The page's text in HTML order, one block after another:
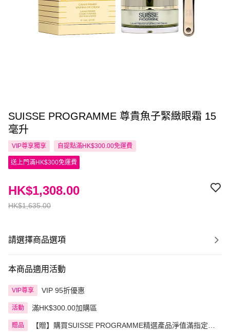
SUISSE PROGRAMME 尊貴魚子緊緻眼霜 15
毫升
VIP尊享獨享 自提點滿HK$300.00免運費
送上門滿HK$300免運費
HK$1,635.00
HK$1,308.00
請選擇商品選項
本商品適用活動
VIP尊享 VIP 95折優惠
活動 滿HK$300.00加購區
贈品
【贈】購買SUISSE PROGRAMME精選產品淨值滿指定金